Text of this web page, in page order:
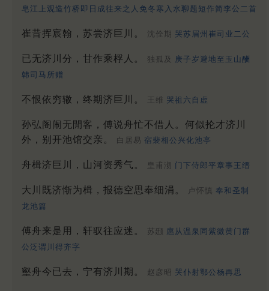
皂江上观造竹桥即日成往来之人免冬寒入水聊题短作简李公二首
崔昔挥宸翰，苏尝济巨川。 沈佺期 哭苏眉州崔司业二公
已无济川分，甘作乘桴人。 独孤及
庚子岁避地至玉山酬
韩司马所赠
不恨依穷辙，终期济巨川。 王维 哭祖六自虚
孙弘阁闹无閒客，傅说舟忙不借人。何似抡才济川
外，别开池馆交亲。
白居易 宿裴相公兴化池亭
舟楫济巨川，山河资秀气。 皇甫沏 门下侍郎平章事王缙
大川既济惭为楫，报德空思奉细涓。 卢怀慎 奉和圣制
龙池篇
傅舟来是用，轩驭往应迷。 苏颋 扈从温泉同紫微黄门群
公泛谓川得齐字
壑舟今已去，宁有济川期。 赵彦昭 哭仆射鄂公杨再思